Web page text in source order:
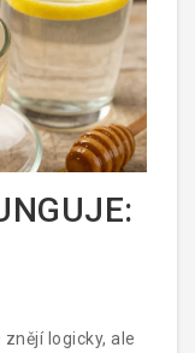
logicky, ale